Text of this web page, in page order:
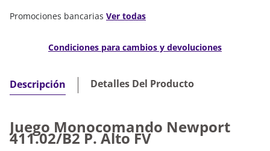
Promociones bancarias Ver todas
Condiciones para cambios y devoluciones
Descripción Detalles Del Producto
Juego Monocomando Newport
411.02/B2 P. Alto FV